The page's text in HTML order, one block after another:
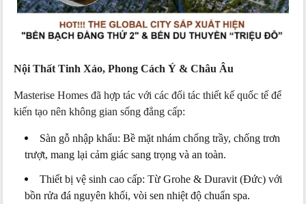
Nội Thất Tinh Xảo, Phong Cách Ý & Châu Âu
Masterise Homes đã hợp tác với các đối tác thiết kế quốc tế để
kiến tạo nên không gian sống đẳng cấp:
Sàn gỗ nhập khẩu: Bề mặt nhám chống trầy, chống trơn
trượt, mang lại cảm giác sang trọng và an toàn.
Thiết bị vệ sinh cao cấp: Từ Grohe & Duravit (Đức) với
bồn rửa đá nguyên khối, vòi sen nhiệt độ chuẩn spa.